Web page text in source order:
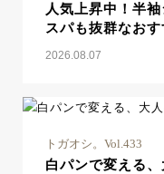
人気上昇中！半
スパも抜群なおす
2026.08.07
トガオシ。Vol.433
白パンで変える